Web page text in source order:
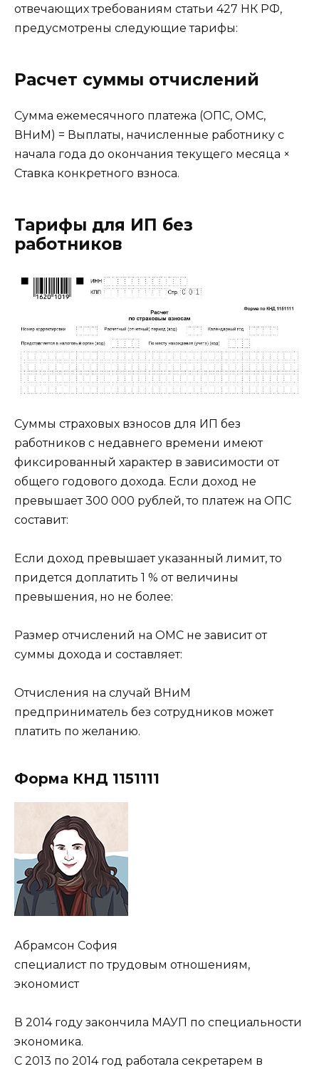
отвечающих требованиям статьи 427 НК РФ,
предусмотрены следующие тарифы:
Расчет суммы отчислений
Сумма ежемесячного платежа (ОПС, ОМС,
ВНиМ) = Выплаты, начисленные работнику с
начала года до окончания текущего месяца ×
Ставка конкретного взноса.
Тарифы для ИП без
работников
Суммы страховых взносов для ИП без
работников с недавнего времени имеют
фиксированный характер в зависимости от
общего годового дохода. Если доход не
превышает 300 000 рублей, то платеж на ОПС
составит:
Если доход превышает указанный лимит, то
придется доплатить 1 % от величины
превышения, но не более:
Размер отчислений на ОМС не зависит от
суммы дохода и составляет:
Отчисления на случай ВНиМ
предприниматель без сотрудников может
платить по желанию.
Форма КНД 1151111
Абрамсон София
специалист по трудовым отношениям,
экономист
В 2014 году закончила МАУП по специальности
экономика.
С 2013 по 2014 год работала секретарем в